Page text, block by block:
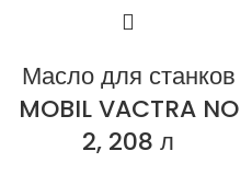
Масло для станков
MOBIL VACTRA NO
2, 208 л